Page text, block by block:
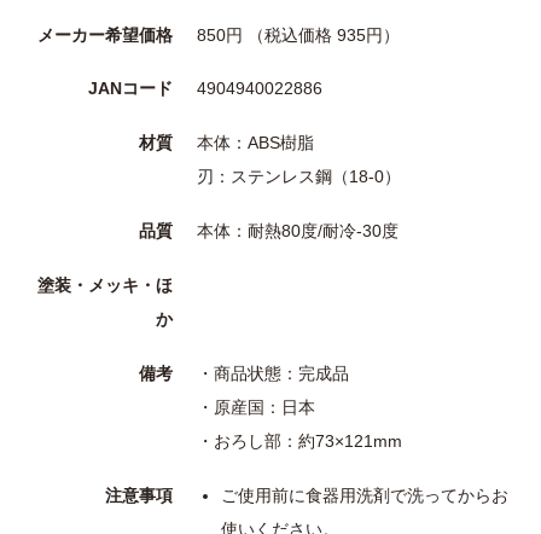
メーカー希望価格 850円 （税込価格 935円）
JANコード 4904940022886
材質
本体：ABS樹脂
刃：ステンレス鋼（18-0）
品質 本体：耐熱80度/耐冷-30度
塗装・メッキ・ほ
か
備考
・商品状態：完成品
・原産国：日本
・おろし部：約73×121mm
注意事項
ご使用前に食器用洗剤で洗ってからお
使いください。